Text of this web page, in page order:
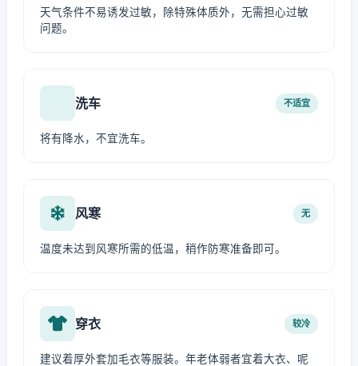
天气条件不易诱发过敏，除特殊体质外，无需担心过敏
问题。
洗车 不适宜
将有降水，不宜洗车。
风寒 无
温度未达到风寒所需的低温，稍作防寒准备即可。
穿衣 较冷
建议着厚外套加毛衣等服装。年老体弱者宜着大衣、呢